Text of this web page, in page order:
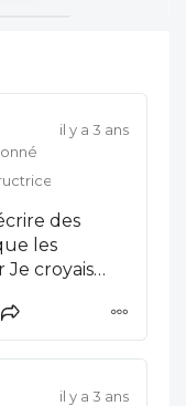
et esthétique
il y a 3 ans
les
il y a 3 ans